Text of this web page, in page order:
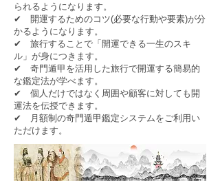
られるようになります。
✔ 開運するためのコツ(必要な行動や要素)が分
かるようになります。
✔ 旅行することで「開運できる一生のスキ
ル」が身につきます。
✔ 奇門遁甲を活用した旅行で開運する簡易的
な鑑定法が学べます。
✔ 個人だけではなく周囲や顧客に対しても開
運法を伝授できます。
✔ 月額制の奇門遁甲鑑定システムをご利用い
ただけます。